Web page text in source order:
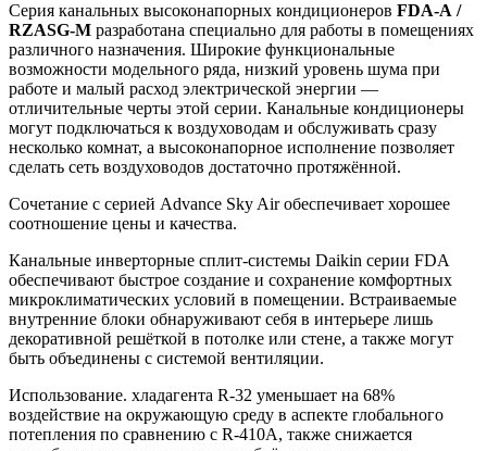
Серия канальных высоконапорных кондиционеров FDA-A /
RZASG-M разработана специально для работы в помещениях
различного назначения. Широкие функциональные
возможности модельного ряда, низкий уровень шума при
работе и малый расход электрической энергии —
отличительные черты этой серии. Канальные кондиционеры
могут подключаться к воздуховодам и обслуживать сразу
несколько комнат, а высоконапорное исполнение позволяет
сделать сеть воздуховодов достаточно протяжённой.
Сочетание с серией Advance Sky Air обеспечивает хорошее
соотношение цены и качества.
Канальные инверторные сплит-системы Daikin серии FDA
обеспечивают быстрое создание и сохранение комфортных
микроклиматических условий в помещении. Встраиваемые
внутренние блоки обнаруживают себя в интерьере лишь
декоративной решёткой в потолке или стене, а также могут
быть объединены с системой вентиляции.
Использование. хладагента R-32 уменьшает на 68%
воздействие на окружающую среду в аспекте глобального
потепления по сравнению с R-410A, также снижается